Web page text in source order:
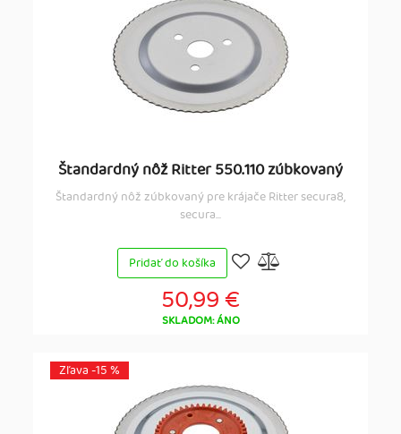
Štandardný nôž Ritter 550.110 zúbkovaný
Štandardný nôž zúbkovaný pre krájače Ritter secura8,
secura...
Pridať do košíka
50,99 €
SKLADOM: ÁNO
Zľava -15 %